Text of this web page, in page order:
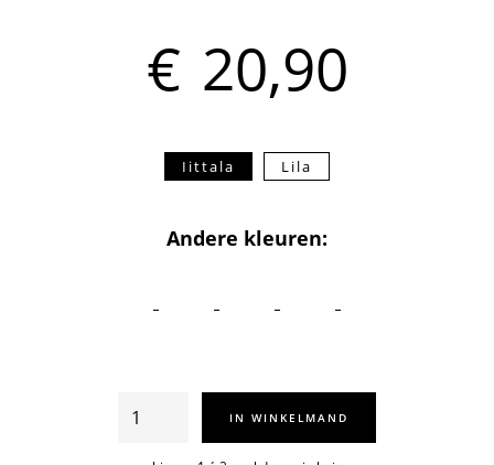
€ 20,90
Iittala Lila
Andere kleuren:
Teema
IN WINKELMAND